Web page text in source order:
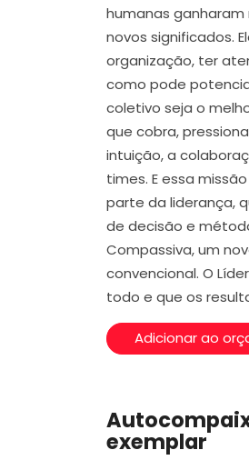
humanas
novos significados.
organização, ter
como pode
coletivo seja o
que cobra,
intuição, a
times. E essa
parte da liderança,
de decisão e
Compassiva, um
convencional. O
todo e que os
Adicionar ao
exemplar